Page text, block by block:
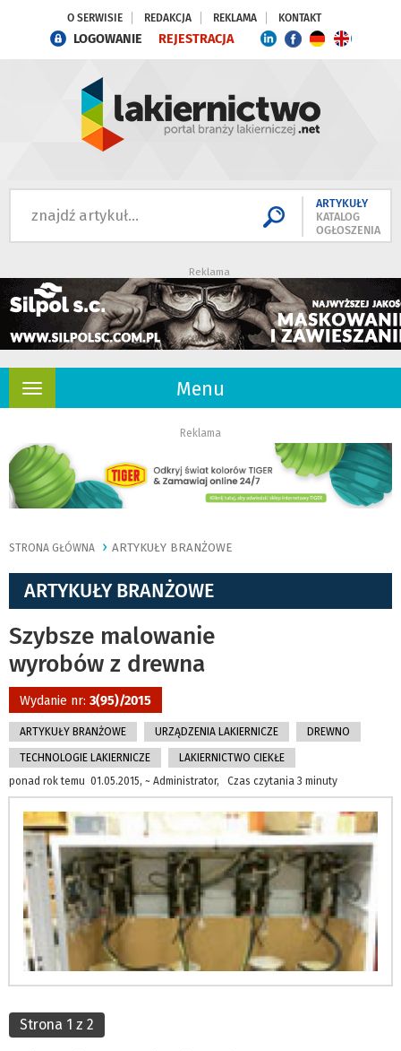
O SERWISIE REDAKCJA REKLAMA KONTAKT
LOGOWANIE REJESTRACJA
ARTYKUŁY
KATALOG
OGŁOSZENIA
Reklama
Menu
Rozwiń
Reklama
STRONA GŁÓWNA ARTYKUŁY BRANŻOWE
ARTYKUŁY BRANŻOWE
Szybsze malowanie
wyrobów z drewna
Wydanie nr: 3(95)/2015
ARTYKUŁY BRANŻOWE URZĄDZENIA LAKIERNICZE DREWNO
TECHNOLOGIE LAKIERNICZE
LAKIERNICTWO CIEKŁE
ponad rok temu 01.05.2015, ~ Administrator, Czas czytania 3 minuty
Strona 1 z 2